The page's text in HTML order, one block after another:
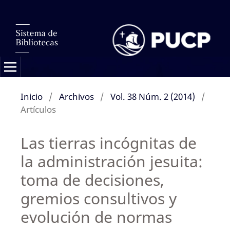
Inicio / Archivos / Vol. 38 Núm. 2 (2014)
/
Artículos
Las tierras incógnitas de
la administración jesuita:
toma de decisiones,
gremios consultivos y
evolución de normas